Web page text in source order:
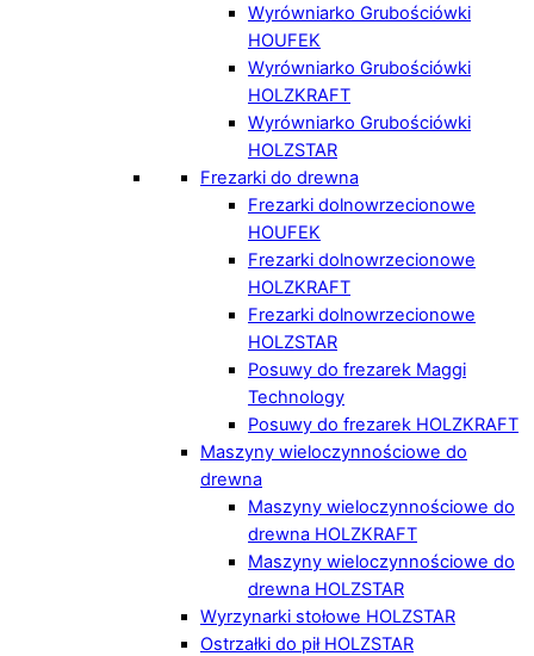
Wyrówniarko Grubościówki
HOUFEK
Wyrówniarko Grubościówki
HOLZKRAFT
Wyrówniarko Grubościówki
HOLZSTAR
Frezarki do drewna
Frezarki dolnowrzecionowe
HOUFEK
Frezarki dolnowrzecionowe
HOLZKRAFT
Frezarki dolnowrzecionowe
HOLZSTAR
Posuwy do frezarek Maggi
Technology
Posuwy do frezarek HOLZKRAFT
Maszyny wieloczynnościowe do
drewna
Maszyny wieloczynnościowe do
drewna HOLZKRAFT
Maszyny wieloczynnościowe do
drewna HOLZSTAR
Wyrzynarki stołowe HOLZSTAR
Ostrzałki do pił HOLZSTAR